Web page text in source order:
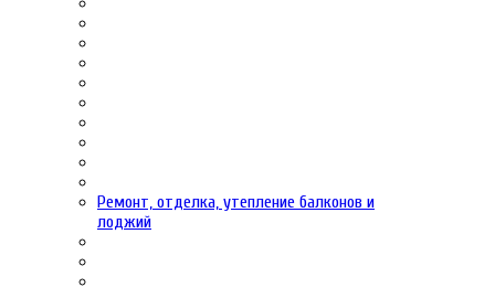
Ремонт, отделка, утепление балконов и
лоджий